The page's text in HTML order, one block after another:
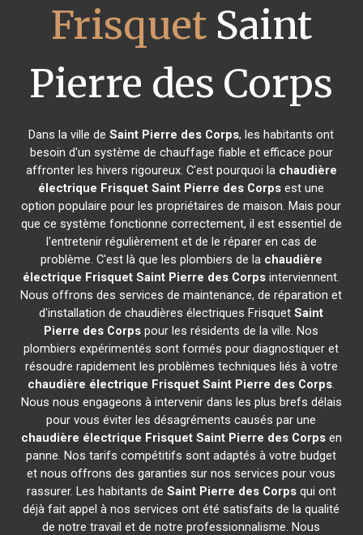
FrisquetSaint
Pierre des Corps
Dans la ville deSaint Pierre des Corps, les habitants ont
besoin d'un système de chauffage fiable et efficace pour
affronter les hivers rigoureux. C'est pourquoi la chaudière
électrique Frisquet Saint Pierre des Corps est une
option populaire pour les propriétaires de maison. Mais pour
que ce système fonctionne correctement, il est essentiel de
l'entretenir régulièrement et de le réparer en cas de
problème. C'est là que les plombiers de la chaudière
électrique Frisquet Saint Pierre des Corps interviennent.
Nous offrons des services de maintenance, de réparation et
d'installation de chaudières électriques FrisquetSaint
Pierre des Corps pour les résidents de la ville. Nos
plombiers expérimentés sont formés pour diagnostiquer et
résoudre rapidement les problèmes techniques liés à votre
chaudière électrique Frisquet Saint Pierre des Corps.
Nous nous engageons à intervenir dans les plus brefs délais
pour vous éviter les désagréments causés par une
chaudière électrique Frisquet Saint Pierre des Corpsen
panne. Nos tarifs compétitifs sont adaptés à votre budget
et nous offrons des garanties sur nos services pour vous
rassurer. Les habitants de Saint Pierre des Corpsqui ont
déjà fait appel à nos services ont été satisfaits de la qualité
de notre travail et de notre professionnalisme. Nous